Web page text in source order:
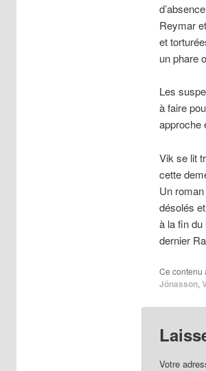
Reymar
et
un phare
Les
à faire
approche
Vik se lit
cette
Un
désolés
à la fin du
dernier
Ce contenu
Jónasson,
Votre